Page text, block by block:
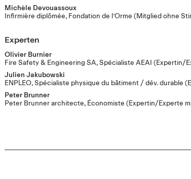
Michèle Devouassoux
Infirmière diplômée, Fondation de l’Orme (Mitglied ohne
Experten
Olivier Burnier
Fire Safety & Engineering SA, Spécialiste AEAI (Expertin/
Julien Jakubowski
ENPLEO, Spécialiste physique du bâtiment / dév. durable
Peter Brunner
Peter Brunner architecte, Économiste (Expertin/Experte